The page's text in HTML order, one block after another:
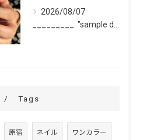
2026/08/07
Tags
原宿 ネイル ワンカラー